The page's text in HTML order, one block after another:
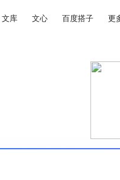
文库 文心 百度搭子 更